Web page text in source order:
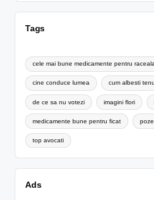
Tags
cele mai bune medicamente pentru
cine conduce lumea cum albesti tenul
de ce sa nu votezi imagini flori
medicamente bune pentru ficat
top avocati
Ads